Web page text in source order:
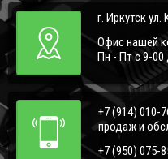
г. Иркутск
Офис нашей
Пн - Пт с 9-00
+7 (914) 010-
продаж и
+7 (950) 075-